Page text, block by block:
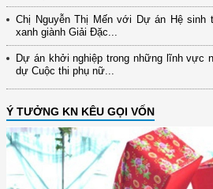
Chị Nguyễn Thị Mến với Dự án Hệ sinh
xanh giành Giải Đặc...
Dự án khởi nghiệp trong những lĩnh vực
dự Cuộc thi phụ nữ...
Ý TƯỞNG KN KÊU GỌI VỐN